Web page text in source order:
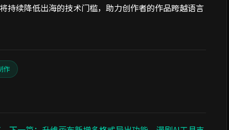
持续降低出海的技术门槛，助力创作者的作品跨越语言
作